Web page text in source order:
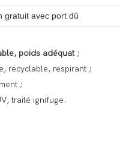
gratuit avec port dû
poids adéquat;
recyclable, respirant ;
;
traité ignifuge.